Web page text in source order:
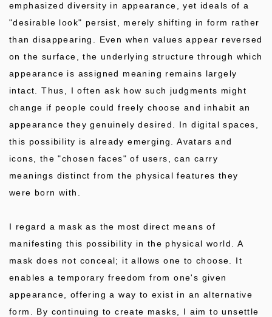
emphasized diversity in appearance, yet ideals of a
"desirable look" persist, merely shifting in form rather
than disappearing. Even when values appear reversed
on the surface, the underlying structure through which
appearance is assigned meaning remains largely
intact. Thus, I often ask how such judgments might
change if people could freely choose and inhabit an
appearance they genuinely desired. In digital spaces,
this possibility is already emerging. Avatars and
icons, the "chosen faces" of users, can carry
meanings distinct from the physical features they
were born with.
I regard a mask as the most direct means of
manifesting this possibility in the physical world. A
mask does not conceal; it allows one to choose. It
enables a temporary freedom from one's given
appearance, offering a way to exist in an alternative
form. By continuing to create masks, I aim to unsettle